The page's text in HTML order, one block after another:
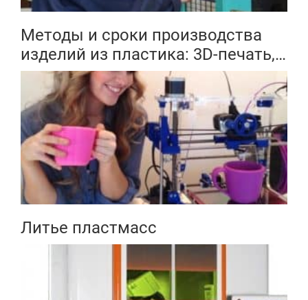
Методы и сроки производства
изделий из пластика: 3D-печать,
литье в силикон, литье под
давлением
Литье пластмасс